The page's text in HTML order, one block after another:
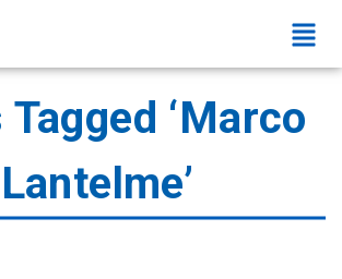
‘Marco
Lantelme’